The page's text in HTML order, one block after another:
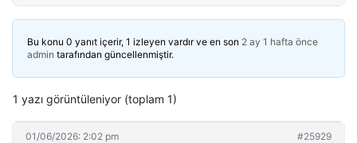
Bu konu 0 yanıt içerir, 1 izleyen vardır ve en son 2 ay 1 hafta önce
admin tarafından güncellenmiştir.
1 yazı görüntüleniyor (toplam 1)
01/06/2026: 2:02 pm #25929